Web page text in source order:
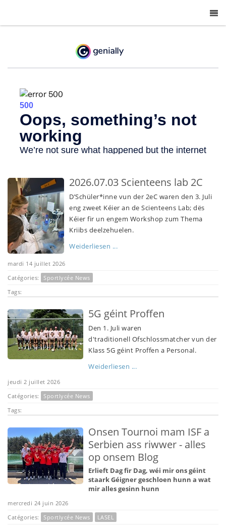
2026.07.03 Scienteens lab 2C
D’Schüler*inne vun der 2eC waren den 3. Juli
eng zweet Kéier an de Scienteens Lab; dës
Kéier fir un engem Workshop zum Thema
Kriibs deelzehuelen.
Weiderliesen ...
mardi 14 juillet 2026
Catégories:
Sportlycée News
Tags:
5G géint Proffen
Den 1. Juli waren
d'traditionell Ofschlossmatcher vun der
Klass 5G géint Proffen a Personal.
Weiderliesen ...
jeudi 2 juillet 2026
Catégories:
Sportlycée News
Tags:
Onsen Tournoi mam ISF a
Serbien ass riwwer - alles
op onsem Blog
Erlieft Dag fir Dag, wéi mir ons géint
staark Géigner geschloen hunn a wat
mir alles gesinn hunn
mercredi 24 juin 2026
Catégories:
Sportlycée News
LASEL